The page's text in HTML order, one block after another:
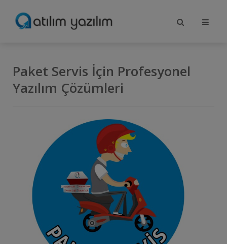
Paket Servis İçin Profesyonel
Yazılım Çözümleri